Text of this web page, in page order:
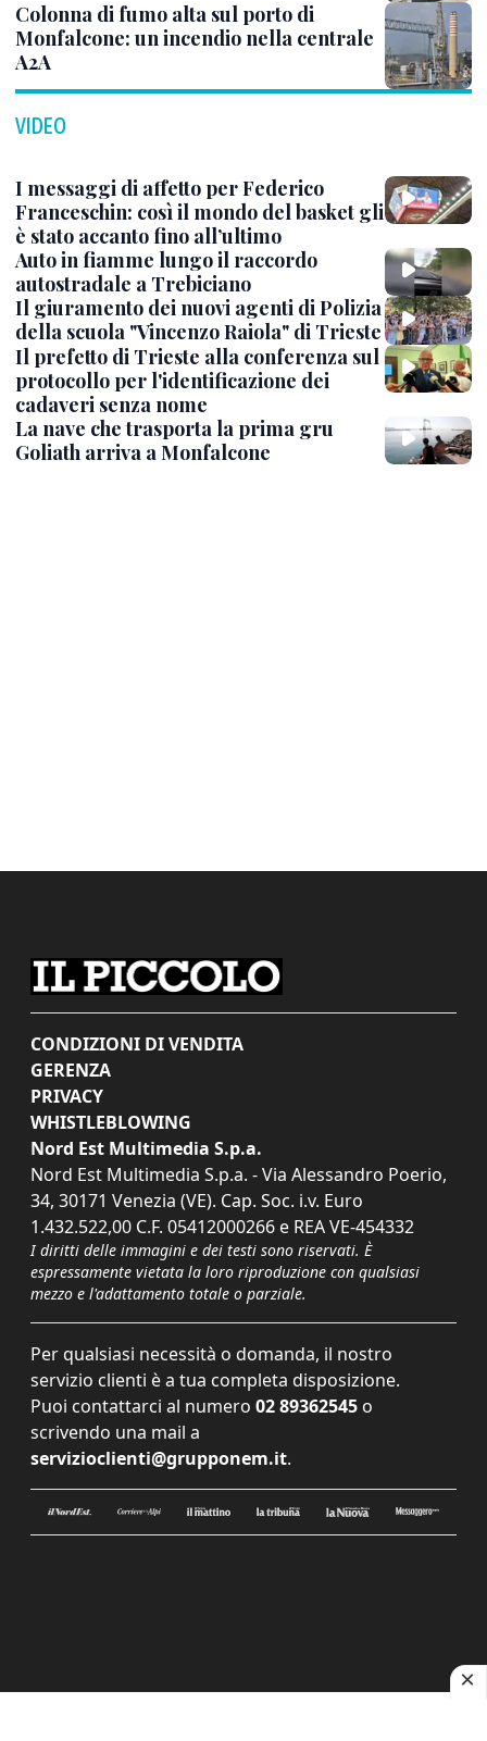
Colonna di fumo alta sul porto di
Monfalcone: un incendio nella centrale
A2A
VIDEO
I messaggi di affetto per Federico
Franceschin: così il mondo del basket gli
è stato accanto fino all’ultimo
Auto in fiamme lungo il raccordo
autostradale a Trebiciano
Il giuramento dei nuovi agenti di Polizia
della scuola "Vincenzo Raiola" di Trieste
Il prefetto di Trieste alla conferenza sul
protocollo per l'identificazione dei
cadaveri senza nome
La nave che trasporta la prima gru
Goliath arriva a Monfalcone
CONDIZIONI DI VENDITA
GERENZA
PRIVACY
WHISTLEBLOWING
Nord Est Multimedia S.p.a.
Nord Est Multimedia S.p.a. - Via Alessandro Poerio,
34, 30171 Venezia (VE). Cap. Soc. i.v. Euro
1.432.522,00 C.F. 05412000266 e REA VE-454332
I diritti delle immagini e dei testi sono riservati. È
espressamente vietata la loro riproduzione con qualsiasi
mezzo e l'adattamento totale o parziale.
Per qualsiasi necessità o domanda, il nostro
servizio clienti è a tua completa disposizione.
Puoi contattarci al numero 02 89362545 o
scrivendo una mail a
servizioclienti@grupponem.it.